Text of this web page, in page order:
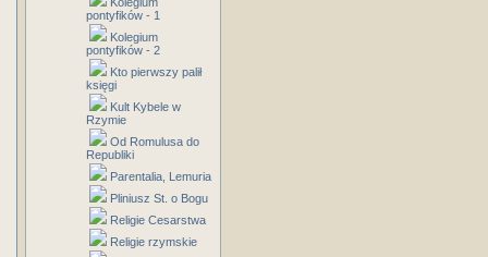
pontyfików - 1
Kolegium
pontyfików - 2
Kto pierwszy palił
księgi
Kult Kybele w
Rzymie
Od Romulusa do
Republiki
Parentalia, Lemuria
Pliniusz St. o Bogu
Religie Cesarstwa
Religie rzymskie